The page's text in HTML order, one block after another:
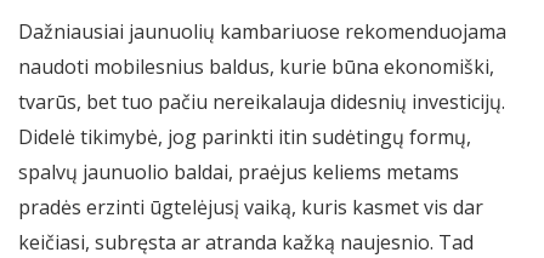
Dažniausiai jaunuolių kambariuose rekomenduojama
naudoti mobilesnius baldus, kurie būna ekonomiški,
tvarūs, bet tuo pačiu nereikalauja didesnių investicijų.
Didelė tikimybė, jog parinkti itin sudėtingų formų,
spalvų jaunuolio baldai, praėjus keliems metams
pradės erzinti ūgtelėjusį vaiką, kuris kasmet vis dar
keičiasi, subręsta ar atranda kažką naujesnio. Tad